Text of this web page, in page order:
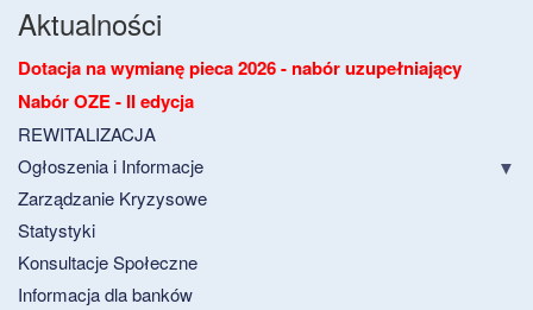
Aktualności
Dotacja na wymianę pieca 2026 - nabór uzupełniający
Nabór OZE - II edycja
REWITALIZACJA
Ogłoszenia i Informacje
Zarządzanie Kryzysowe
Statystyki
Konsultacje Społeczne
Informacja dla banków